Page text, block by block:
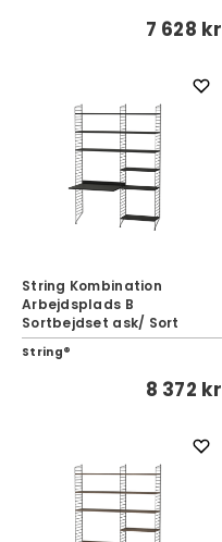
7 628 kr
String Kombination
Arbejdsplads B
Sortbejdset ask/ Sort
String®
8 372 kr